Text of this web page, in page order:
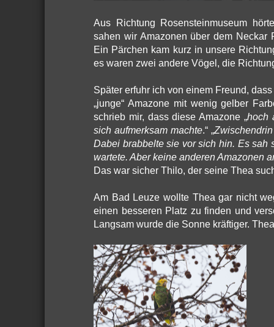
Aus Richtung Rosensteinmuseum
sahen wir Amazonen über dem Neckar
Ein Pärchen kam kurz in unsere
es waren zwei andere Vögel, die
Später erfuhr ich von einem Freund,
„junge“ Amazone mit wenig gelber
schrieb mir, dass diese Amazone „hoch
sich aufmerksam machte.“ „
Dabei brabbelte sie vor sich hin. Es sah
wartete. Aber keine anderen Amazonen
Das war sicher Thilo, der seine Thea
Am Bad Leuze wollte Thea gar nicht
einen besseren Platz zu finden und
Langsam wurde die Sonne kräftiger.